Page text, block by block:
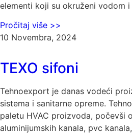
elementi koji su okruženi vodom
Pročitaj više >>
10 Novembra, 2024
TEXO sifoni
Tehnoexport je danas vodeći
sistema i sanitarne opreme.
paletu HVAC proizvoda, počevši
aluminijumskih kanala, pvc